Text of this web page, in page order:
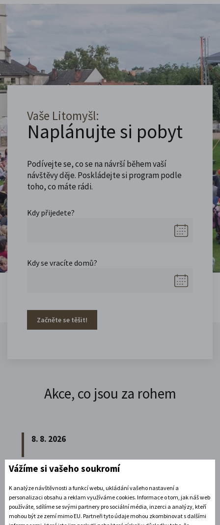
Vaše Litomyšl:
Naplánujte si pobyt
Podívejte se, co se na návrší během vaší
návštěvy děje. Poskládejte si program podle
toho, co máte rádi.
Kdy přijedete?
Kdy se vracíte domů?
Začněte se těšit!
Akce, co jsou za rohem
8. 8. 2026
Noční prohlídka piaristického chrámu
Poznejte vrcholně barokní architekturu v
působivém večerním hávu. Obětní stůl dýchá
světlem, paprsky laserového kříže protínají
Vážíme si vašeho soukromí
K analýze návštěvnosti a funkcí webu, ukládání vašeho nastavení a
personalizaci obsahu a reklam využíváme cookies. Informace o tom, jak náš web
používáte, sdílíme se svými partnery pro sociální média, inzerci a analýzy, kteří
mohou být ze zemí mimo EU. Partneři tyto údaje mohou zkombinovat s dalšími